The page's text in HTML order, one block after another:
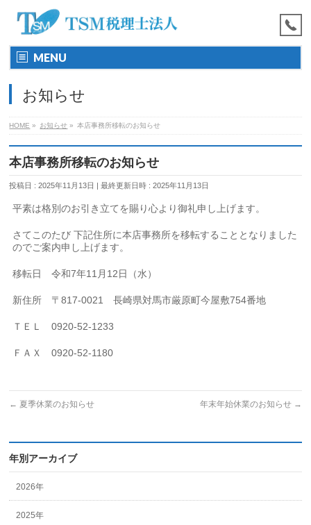
MENU
お知らせ
HOME » お知らせ » 本店事務所移転のお知らせ
本店事務所移転のお知らせ
投稿日 : 2025年11月13日 最終更新日時 : 2025年11月13日
平素は格別のお引き立てを賜り心より御礼申し上げます。
さてこのたび 下記住所に本店事務所を移転することとなりました
のでご案内申し上げます。
移転日 令和7年11月12日（水）
新住所 〒817-0021 長崎県対馬市厳原町今屋敷754番地
ＴＥＬ 0920-52-1233
ＦＡＸ 0920-52-1180
← 夏季休業のお知らせ 年末年始休業のお知らせ →
年別アーカイブ
2026年
2025年